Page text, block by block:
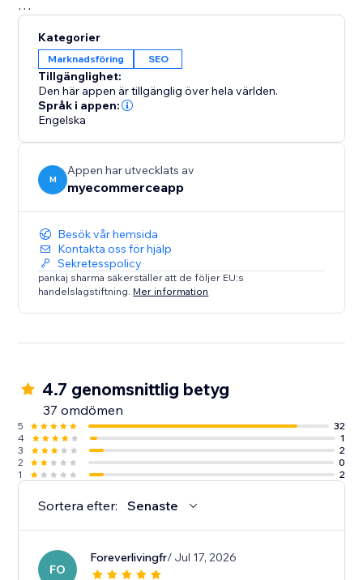
speed using Google’s PageSpeed Insights and get
recommendations to improve performance.
Stay ahead of the competition with real-time SEO
insights and data-driven recommendations. Whether
you run an eCommerce business or a blog,
enhances your online presence. Try it today and
improve your store’s visibility.
Kategorier
Marknadsföring SEO
Tillgänglighet:
Den här appen är tillgänglig över hela världen.
Språk i appen:
Engelska
M
Appen har utvecklats av
myecommerceapp
Besök vår hemsida
Kontakta oss för hjälp
Sekretesspolicy
pankaj sharma säkerställer att de följer EU:s
handelslagstiftning. Mer information
4.7 genomsnittlig betyg
37 omdömen
5
32
4
1
3
2
2
0
1
2
Sortera efter: Senaste
FO
Foreverlivingfr/ Jul 17, 2026